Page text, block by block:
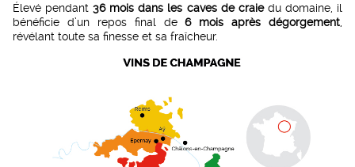
Élevé pendant36 mois dans les caves de craiedu domaine, il
bénéficie d’un repos final de6 mois après dégorgement
révélant toute sa finesse et sa fraîcheur.